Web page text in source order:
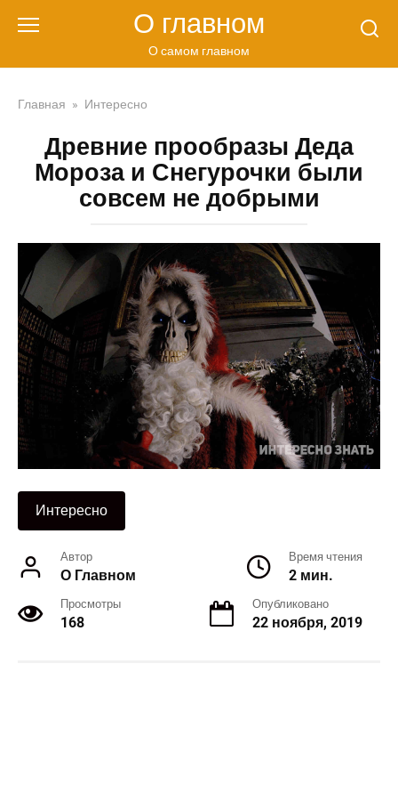
О главном
О самом главном
Главная » Интересно
Древние прообразы Деда
Мороза и Снегурочки были
совсем не добрыми
Интересно
Автор
О Главном
Время чтения
2 мин.
Просмотры
168
Опубликовано
22 ноября, 2019